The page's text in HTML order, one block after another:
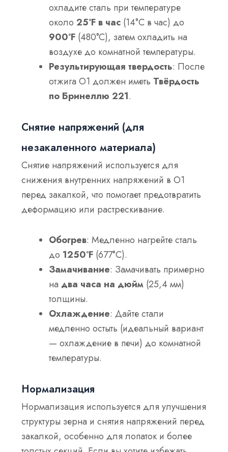
охладите сталь при температуре
около25°F в час (14°C в час) до
900°F (480°C), затем охладить на
воздухе до комнатной температуры.
Результирующая твердость: После
отжига O1 должен иметь Твёрдость
по Бринеллю 221.
Снятие напряжений (для
незакаленного материала)
Снятие напряжений используется для
снижения внутренних напряжений в O1
перед закалкой, что помогает предотвратить
деформацию или растрескивание.
Обогрев: Медленно нагрейте сталь
до 1250°F (677°С).
Замачивание: Замачивать примерно
на два часа на дюйм (25,4 мм)
толщины.
Охлаждение: Дайте стали
медленно остыть (идеальный вариант
— охлаждение в печи) до комнатной
температуры.
Нормализация
Нормализация используется для улучшения
структуры зерна и снятия напряжений перед
закалкой, особенно для лопаток и более